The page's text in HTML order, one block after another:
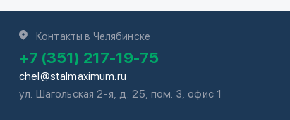
Контакты в Челябинске
+7 (351) 217-19-75
chel@stalmaximum.ru
ул. Шагольская 2-я, д. 25, пом. 3, офис 1